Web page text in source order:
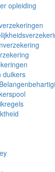
opleiding
duikers